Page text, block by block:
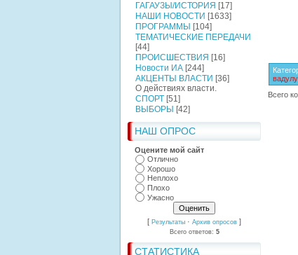
ГАГАУЗЫ/ИСТОРИЯ [17]
НАШИ НОВОСТИ [1633]
ПРОГРАММЫ [104]
ТЕМАТИЧЕСКИЕ ПЕРЕДАЧИ
[44]
ПРОИСШЕСТВИЯ [16]
Новости ИА [244]
АКЦЕНТЫ ВЛАСТИ [36]
О действиях власти.
СПОРТ [51]
ВЫБОРЫ [42]
НАШ ОПРОС
Оцените мой сайт
Отлично
Хорошо
Неплохо
Плохо
Ужасно
[ Результаты · Архив опросов ]
Всего ответов: 5
СТАТИСТИКА
Всего